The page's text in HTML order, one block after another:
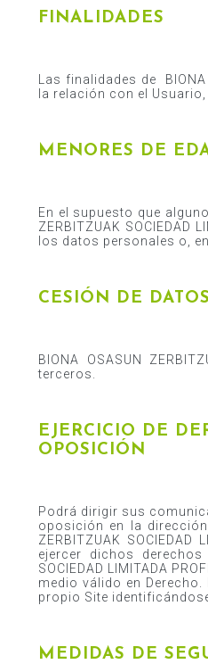
FINALIDADES
Las finalidades de BIONA
la relación con el
MENORES DE
En el supuesto que
ZERBITZUAK
los datos personales o,
CESIÓN DE
BIONA OSASUN
terceros.
EJERCICIO DE
OPOSICIÓN
Podrá dirigir sus
oposición en la
ZERBITZUAK SOCIEDAD
ejercer dichos derechos
SOCIEDAD LIMITADA
medio válido en
propio Site
MEDIDAS DE